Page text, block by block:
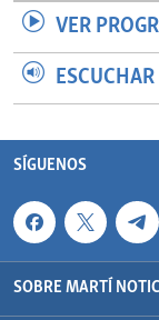
VER
SÍGUENOS
SOBRE MARTÍ